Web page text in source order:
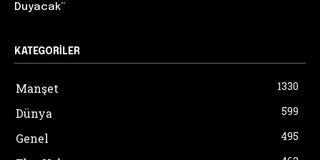
Duyacak”
KATEGORILER
Manşet 1330
Dünya 599
Genel 495